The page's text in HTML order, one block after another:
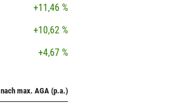
+11,46 %
+10,62 %
+4,67 %
nach max. AGA (p.a.)